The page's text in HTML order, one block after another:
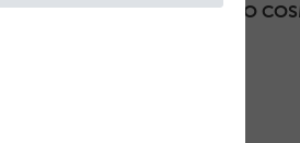
daran haben, ebenfallsTHALGO
bitte Kontakt mit uns auf.